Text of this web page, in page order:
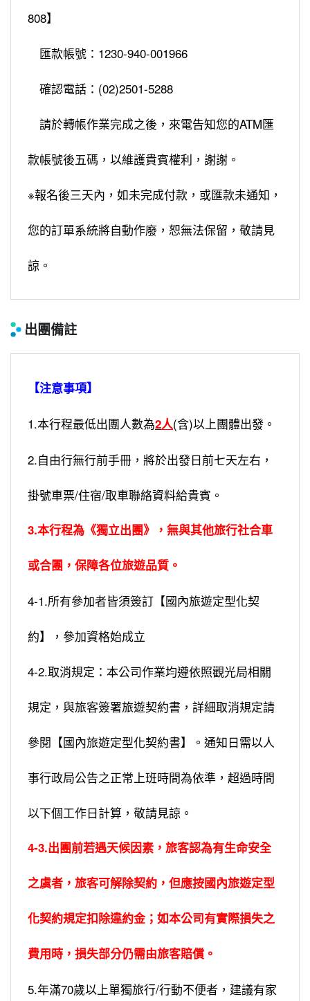
808】
匯款帳號：1230-940-001966
確認電話：(02)2501-5288
請於轉帳作業完成之後，來電告知您的ATM匯
款帳號後五碼，以維護貴賓權利，謝謝。
※報名後三天內，如未完成付款，或匯款未通知，
您的訂單系統將自動作廢，恕無法保留，敬請見
諒。
出團備註
【注意事項】
1.本行程最低出團人數為2人(含)以上團體出發。
2.自由行無行前手冊，將於出發日前七天左右，
掛號車票/住宿/取車聯絡資料給貴賓。
3.本行程為《獨立出團》，無與其他旅行社合車
或合團，保障各位旅遊品質。
4-1.所有參加者皆須簽訂【國內旅遊定型化契
約】，參加資格始成立
4-2.取消規定：本公司作業均遵依照觀光局相關
規定，與旅客簽署旅遊契約書，詳細取消規定請
參閱【國內旅遊定型化契約書】。通知日需以人
事行政局公告之正常上班時間為依準，超過時間
以下個工作日計算，敬請見諒。
4-3.出團前若遇天候因素，旅客認為有生命安全
之虞者，旅客可解除契約，但應按國內旅遊定型
化契約規定扣除違約金；如本公司有實際損失之
費用時，損失部分仍需由旅客賠償。
5.年滿70歲以上單獨旅行/行動不便者，建議有家